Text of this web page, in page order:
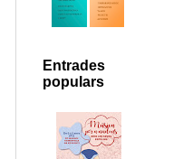
Entrades
populars